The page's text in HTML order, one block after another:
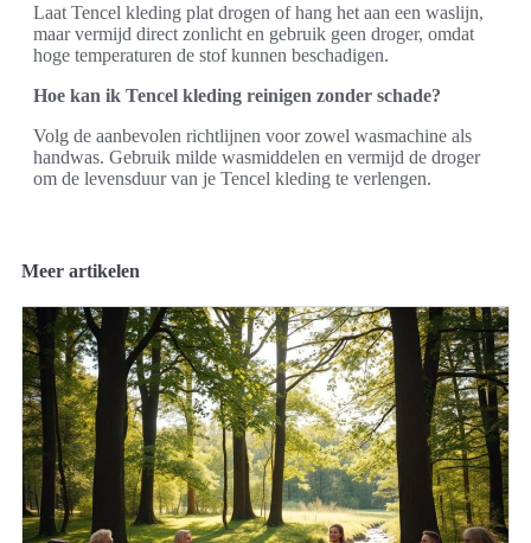
Laat Tencel kleding plat drogen of hang het aan een waslijn,
maar vermijd direct zonlicht en gebruik geen droger, omdat
hoge temperaturen de stof kunnen beschadigen.
Hoe kan ik Tencel kleding reinigen zonder schade?
Volg de aanbevolen richtlijnen voor zowel wasmachine als
handwas. Gebruik milde wasmiddelen en vermijd de droger
om de levensduur van je Tencel kleding te verlengen.
Meer artikelen